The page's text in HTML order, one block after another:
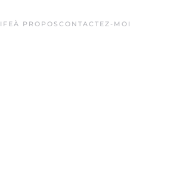
À PROPOS CONTACTEZ-MOI